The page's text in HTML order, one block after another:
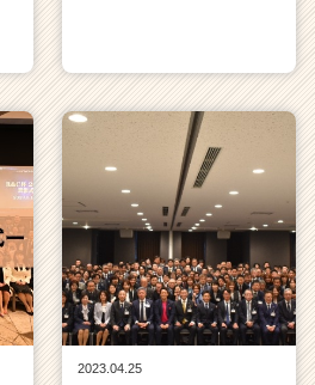
2023.04.25